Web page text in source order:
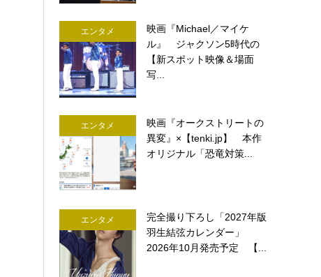
エンタメ
映画『Michael／マイケ
ル』 ジャクソン5時代の
【新スポット映像＆場面
写...
エンタメ
映画『オークストリートの
異変』×【tenki.jp】 本作
オリジナル「恐竜対策...
エンタメ
完全撮り下ろし「2027年版
羽生結弦カレンダー」
2026年10月発売予定 【...